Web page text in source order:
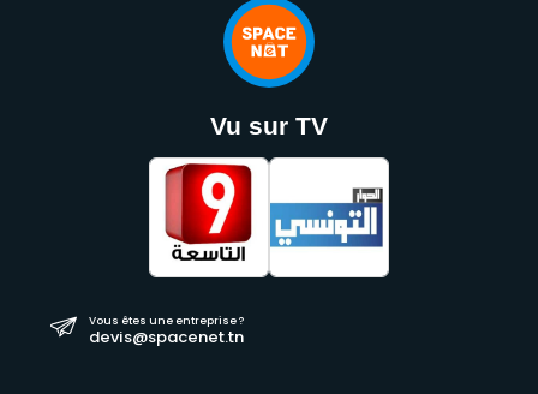
Vu sur TV
Vous êtes une entreprise ?
devis@spacenet.tn